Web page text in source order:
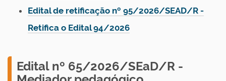
Edital de retificação nº 95/2026/SEAD/R -
Retifica o Edital 94/2026
Edital nº 65/2026/SEaD/R -